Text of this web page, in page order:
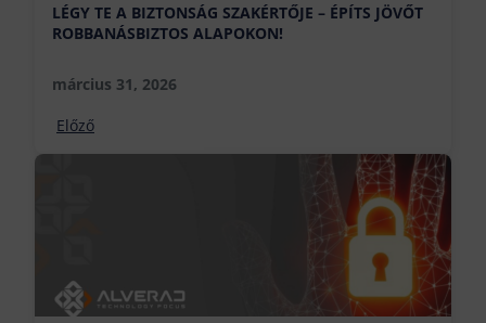
LÉGY TE A BIZTONSÁG SZAKÉRTŐJE – ÉPÍTS JÖVŐT
ROBBANÁSBIZTOS ALAPOKON!
március 31, 2026
Előző